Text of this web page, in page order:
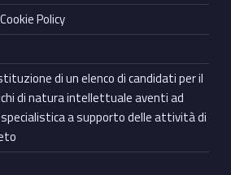
Policy
di un elenco di candidati per il
di natura intellettuale aventi ad
a supporto delle attività di